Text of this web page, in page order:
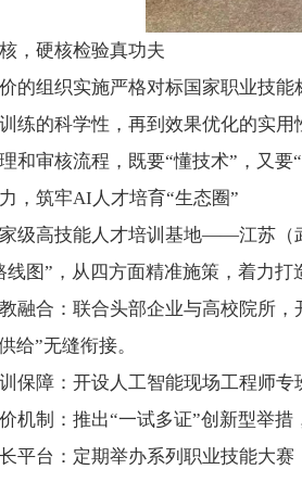
，硬核检验真功夫
的组织实施严格对标国家职业技
练的科学性，再到效果优化的实
和审核流程，既要“懂技术”，又要
，筑牢AI人才培育“生态圈”
级高技能人才培训基地——江苏（
线图”，从四方面精准施策，着力
融合：联合头部企业与高校院所
给”无缝衔接。
保障：开设人工智能现场工程师
机制：推出“一试多证”创新型举
平台：定期举办系列职业技能大